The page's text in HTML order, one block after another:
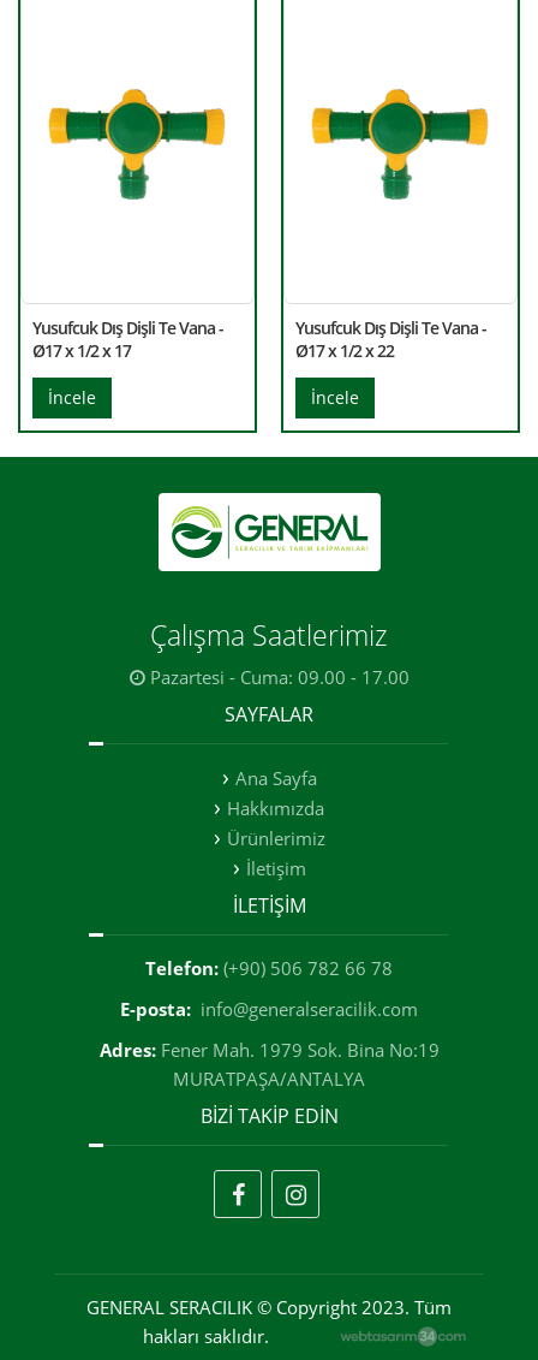
Yusufcuk Dış Dişli Te Vana -
Ø17 x 1/2 x 17
İncele
Yusufcuk Dış Dişli Te Vana -
Ø17 x 1/2 x 22
İncele
Çalışma Saatlerimiz
Pazartesi - Cuma: 09.00 - 17.00
SAYFALAR
Ana Sayfa
Hakkımızda
Ürünlerimiz
İletişim
İLETİŞİM
Telefon: (+90) 506 782 66 78
E-posta: info@generalseracilik.com
Adres:Fener Mah. 1979 Sok. Bina No:19
MURATPAŞA/ANTALYA
BİZİ TAKİP EDİN
GENERAL SERACILIK © Copyright 2023. Tüm
hakları saklıdır.